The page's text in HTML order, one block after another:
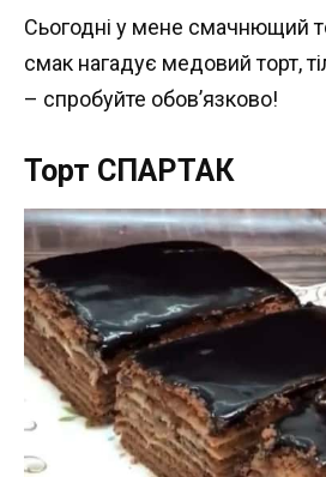
Сьогодні у мене смачнющий
смак нагадує медовий торт,
– спробуйте обов’язково!
Торт СПАРТАК